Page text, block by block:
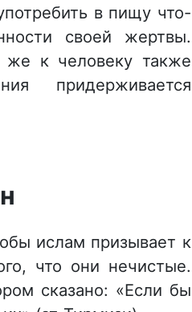
в пищу что-
своей жертвы.
же к человеку также
придерживается
ислам призывает к
что они нечистые.
сказано: «Если бы